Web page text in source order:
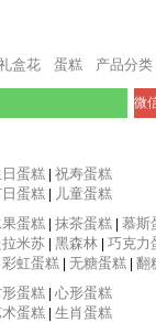
盒花 蛋糕 产品分类
微
蛋糕 祝寿蛋糕
蛋糕 儿童蛋糕
蛋糕 抹茶蛋糕 慕斯
米苏 黑森林 巧克力
彩虹蛋糕 无糖蛋糕 翻
蛋糕 心形蛋糕
蛋糕 生肖蛋糕